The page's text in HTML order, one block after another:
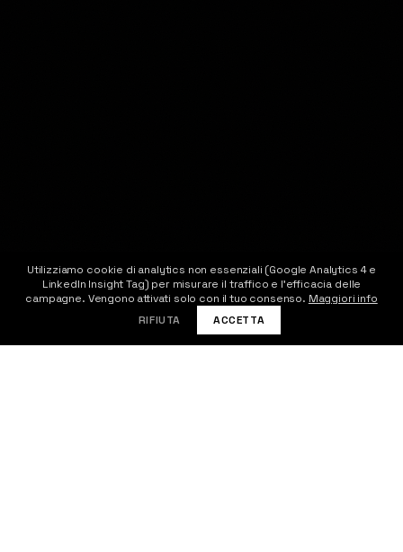
Utilizziamo cookie di analytics non essenziali (Google Analytics 4 e
LinkedIn Insight Tag) per misurare il traffico e l'efficacia delle
campagne. Vengono attivati solo con il tuo consenso. Maggiori info
RIFIUTA
ACCETTA
CONTATTACI